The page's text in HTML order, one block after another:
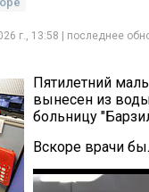
г., 13:58 | последнее
Пятилетний
вынесен из
больницу
Вскоре врачи